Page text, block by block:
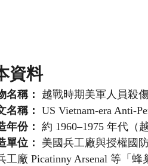
資料
名稱：
越戰時期美軍人員殺
名稱：
US Vietnam-era Anti-
年份：
約 1960–1975 年代（
單位：
美國兵工廠與授權國
工廠 Picatinny Arsenal 等「蜂